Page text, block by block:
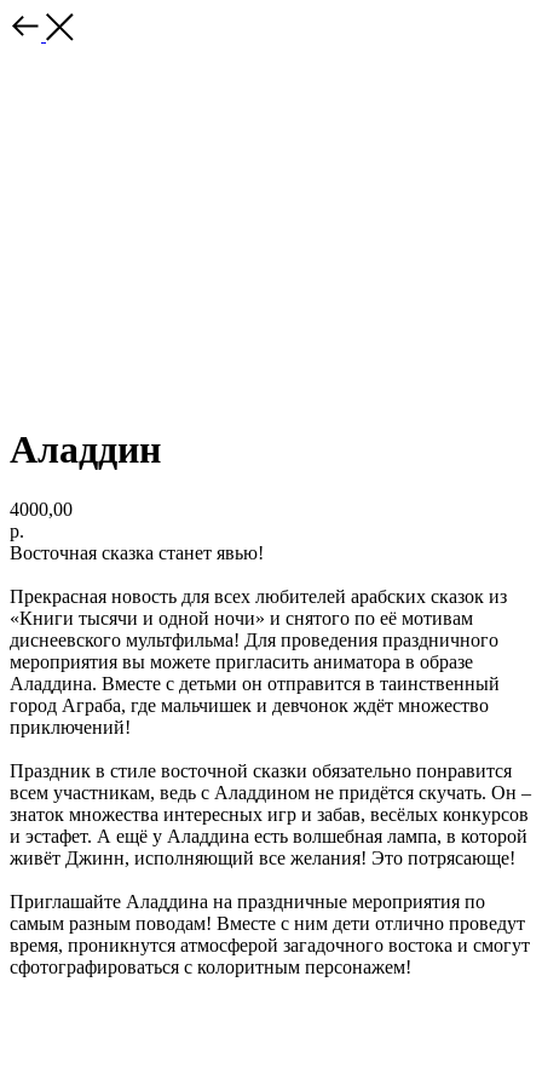
Аладдин
4000,00
р.
Восточная сказка станет явью!
Прекрасная новость для всех любителей арабских сказок из
«Книги тысячи и одной ночи» и снятого по её мотивам
диснеевского мультфильма! Для проведения праздничного
мероприятия вы можете пригласить аниматора в образе
Аладдина. Вместе с детьми он отправится в таинственный
город Аграба, где мальчишек и девчонок ждёт множество
приключений!
Праздник в стиле восточной сказки обязательно понравится
всем участникам, ведь с Аладдином не придётся скучать. Он –
знаток множества интересных игр и забав, весёлых конкурсов
и эстафет. А ещё у Аладдина есть волшебная лампа, в которой
живёт Джинн, исполняющий все желания! Это потрясающе!
Приглашайте Аладдина на праздничные мероприятия по
самым разным поводам! Вместе с ним дети отлично проведут
время, проникнутся атмосферой загадочного востока и смогут
сфотографироваться с колоритным персонажем!